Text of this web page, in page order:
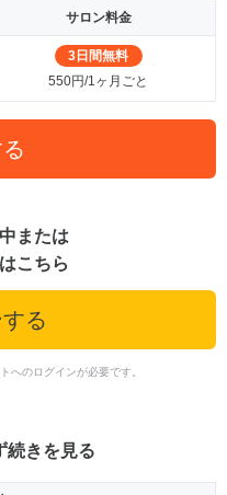
サロン料金
3日間無料
550円/1ヶ月ごと
または
こちら
る
へのログインが必要です。
続きを見る